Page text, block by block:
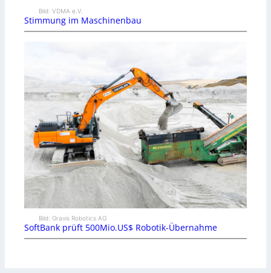
Bild: VDMA e.V.
Stimmung im Maschinenbau
Bild: Gravis Robotics AG
SoftBank prüft 500Mio.US$ Robotik-Übernahme